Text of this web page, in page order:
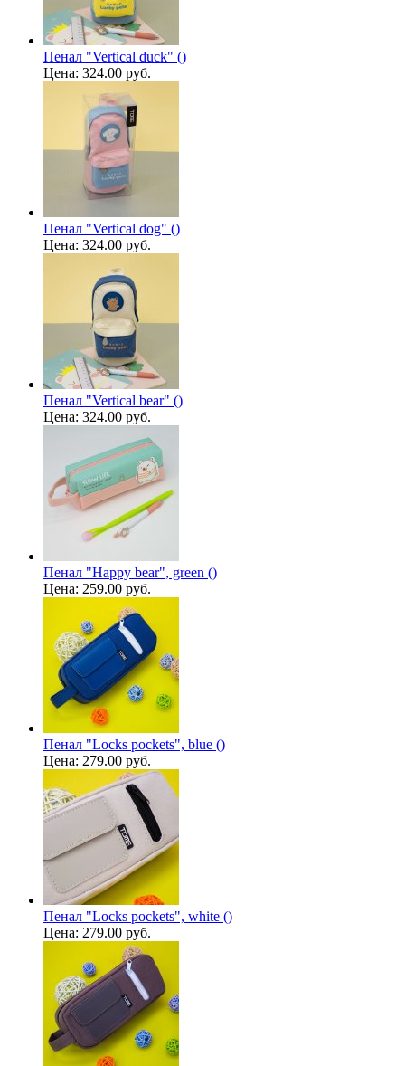
Пенал "Vertical duck" ()
Цена: 324.00 руб.
Пенал "Vertical dog" ()
Цена: 324.00 руб.
Пенал "Vertical bear" ()
Цена: 324.00 руб.
Пенал "Happy bear", green ()
Цена: 259.00 руб.
Пенал "Locks pockets", blue ()
Цена: 279.00 руб.
Пенал "Locks pockets", white ()
Цена: 279.00 руб.